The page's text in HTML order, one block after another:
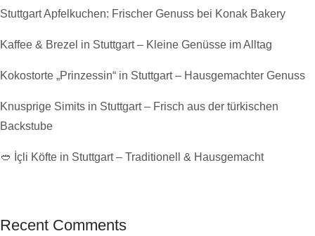
Stuttgart Apfelkuchen: Frischer Genuss bei Konak Bakery
Kaffee & Brezel in Stuttgart – Kleine Genüsse im Alltag
Kokostorte „Prinzessin“ in Stuttgart – Hausgemachter Genuss
Knusprige Simits in Stuttgart – Frisch aus der türkischen
Backstube
🥙 İçli Köfte in Stuttgart – Traditionell & Hausgemacht
Recent Comments